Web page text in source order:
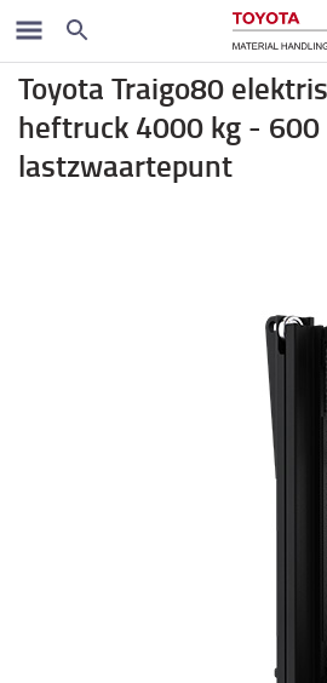
Elektrische heftruck
Toyota Traigo80
heftruck 4000 kg -
lastzwaartepunt